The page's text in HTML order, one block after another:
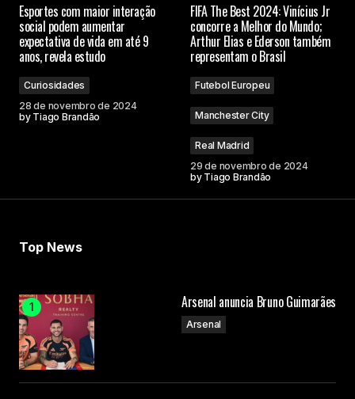
Campos obrigatórios são marcados com*
Comment*
Esportes com maior interação
social podem aumentar
expectativa de vida em até 9
anos, revela estudo
Curiosidades
28 de novembro de 2024
by Tiago Brandão
FIFA The Best 2024: Vinícius Jr
concorre a Melhor do Mundo;
Arthur Elias e Ederson também
representam o Brasil
Futebol Europeu
Manchester City
Real Madrid
29 de novembro de 2024
by Tiago Brandão
Top News
Arsenal anuncia Bruno Guimarães
Arsenal